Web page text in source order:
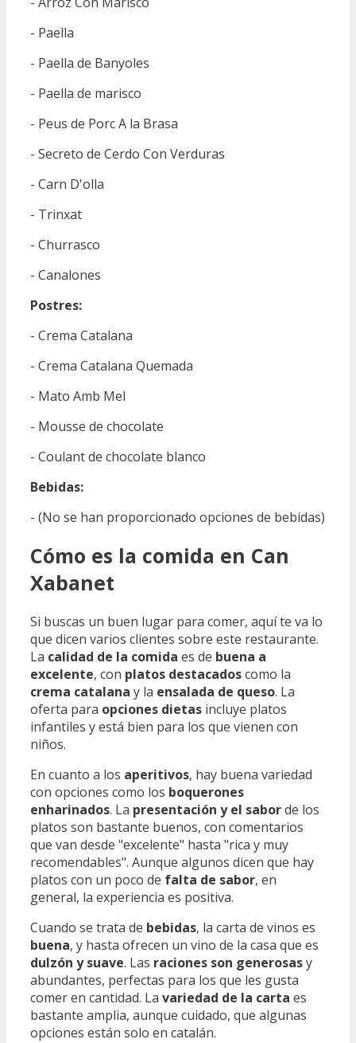
- Paella
- Paella de Banyoles
- Paella de marisco
- Peus de Porc A la Brasa
- Secreto de Cerdo Con Verduras
- Carn D'olla
- Trinxat
- Churrasco
- Canalones
Postres:
- Crema Catalana
- Crema Catalana Quemada
- Mato Amb Mel
- Mousse de chocolate
- Coulant de chocolate blanco
Bebidas:
- (No se han proporcionado opciones de bebidas)
Cómo es la comida en Can
Xabanet
Si buscas un buen lugar para comer, aquí te va lo
que dicen varios clientes sobre este restaurante.
La calidad de la comida es de buena a
excelente, con platos destacadoscomo la
crema catalana y la ensalada de queso. La
oferta para opciones dietas incluye platos
infantiles y está bien para los que vienen con
niños.
En cuanto a los aperitivos, hay buena variedad
con opciones como los boquerones
enharinados. La presentación y el saborde los
platos son bastante buenos, con comentarios
que van desde "excelente" hasta "rica y muy
recomendables". Aunque algunos dicen que hay
platos con un poco de falta de sabor, en
general, la experiencia es positiva.
Cuando se trata de bebidas, la carta de vinos es
buena, y hasta ofrecen un vino de la casa que es
dulzón y suave. Las raciones son generosasy
abundantes, perfectas para los que les gusta
comer en cantidad. La variedad de la carta es
bastante amplia, aunque cuidado, que algunas
opciones están solo en catalán.